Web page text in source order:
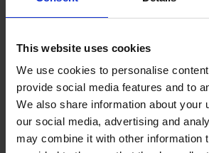
This website uses cookies
We use cookies to personalise
provide social media features and to
We also share information about your
our social media, advertising and
may combine it with other information
-30%
Chlapecké koupací šortky
Shark
Sleva
258 KčPůvodní cena
369 Kč
Marine
Sleva
221 Kč